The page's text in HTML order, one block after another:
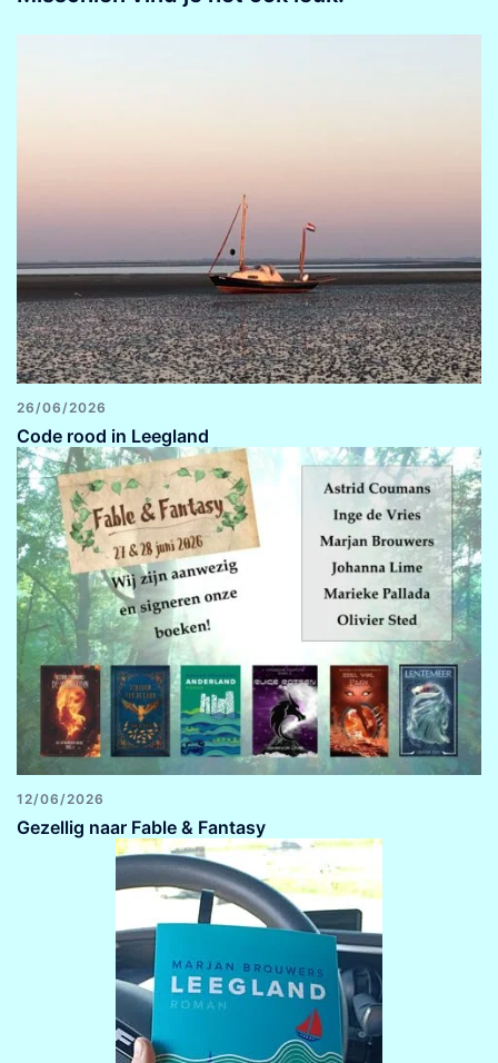
26/06/2026
Code rood in Leegland
12/06/2026
Gezellig naar Fable & Fantasy